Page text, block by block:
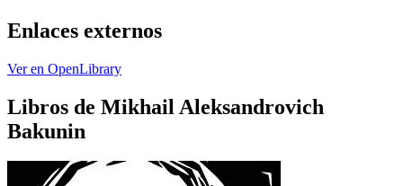
Enlaces externos
Ver en OpenLibrary
Libros de Mikhail Aleksandrovich
Bakunin